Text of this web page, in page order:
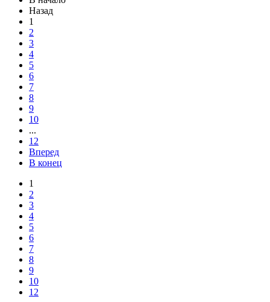
Назад
1
2
3
4
5
6
7
8
9
10
...
12
Вперед
В конец
1
2
3
4
5
6
7
8
9
10
12